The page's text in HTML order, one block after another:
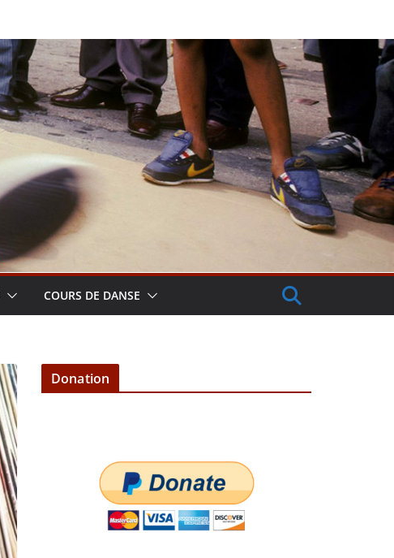
COURS DE DANSE
Donation